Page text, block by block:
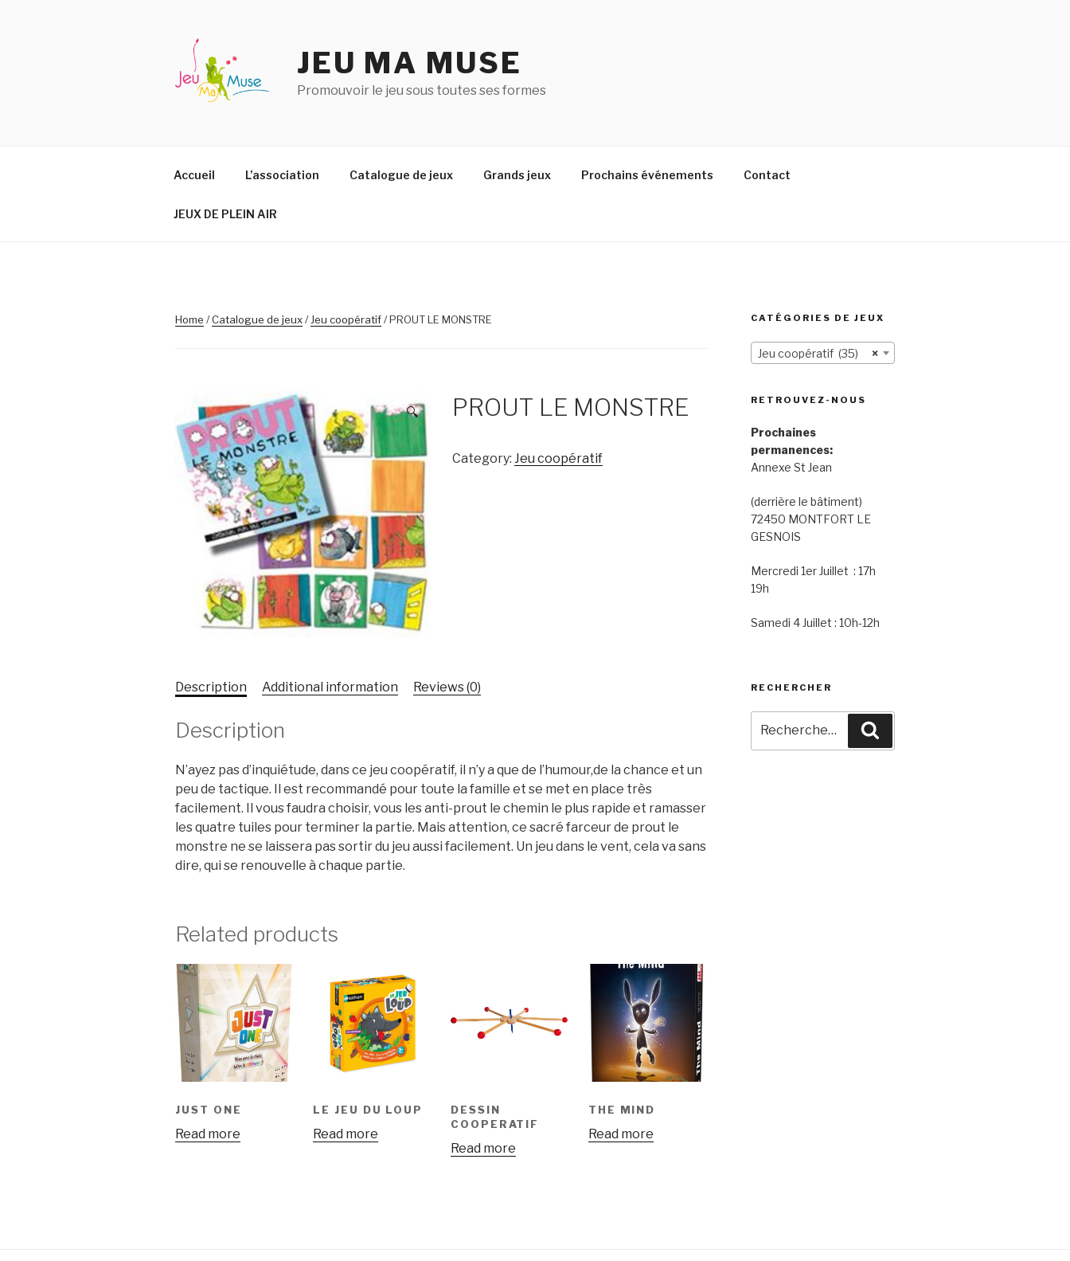
JEU MA MUSE
Promouvoir le jeu sous toutes ses formes
Accueil L’association Catalogue de jeux Grands jeux Prochains événements Contact
JEUX DE PLEIN AIR
Home /Catalogue de jeux/ Jeu coopératif/ PROUT LE MONSTRE
🔍 PROUT LE MONSTRE
Category: Jeu coopératif
Description Additional information Reviews (0)
Description
N’ayez pas d’inquiétude, dans ce jeu coopératif, il n’y a que de l’humour,de la chance et un
peu de tactique. Il est recommandé pour toute la famille et se met en place très
facilement. Il vous faudra choisir, vous les anti-prout le chemin le plus rapide et ramasser
les quatre tuiles pour terminer la partie. Mais attention, ce sacré farceur de prout le
monstre ne se laissera pas sortir du jeu aussi facilement. Un jeu dans le vent, cela va sans
dire, qui se renouvelle à chaque partie.
Related products
JUST ONE
Read more
LE JEU DU LOUP
Read more
DESSIN
COOPERATIF
Read more
THE MIND
Read more
CATÉGORIES DE JEUX
×
Jeu coopératif (35)
RETROUVEZ-NOUS
Prochaines
permanences:
Annexe St Jean
(derrière le bâtiment)
72450 MONTFORT LE
GESNOIS
Mercredi 1er Juillet : 17h
19h
Samedi 4 Juillet : 10h-12h
RECHERCHER
pour
: